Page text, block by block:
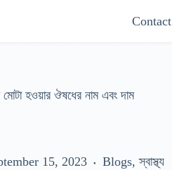
Contact
মোটা হওয়ার ঔষধের নাম এবং দাম
15, 2023 Blogs,স্বাস্থ্য